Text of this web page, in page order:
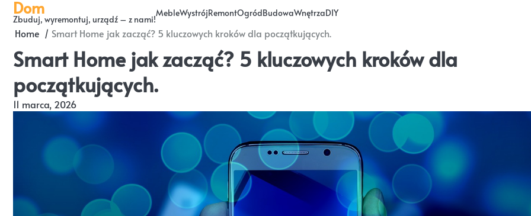
Skip
content
Dom
Zbuduj, wyremontuj, urządź – z nami!
MebleWystrójRemontOgródBudowaWnętrzaDIY
Home Smart Home jak zacząć? 5 kluczowych kroków dla początkujących.
Smart Home jak zacząć? 5 kluczowych kroków dla
początkujących.
11 marca, 2026